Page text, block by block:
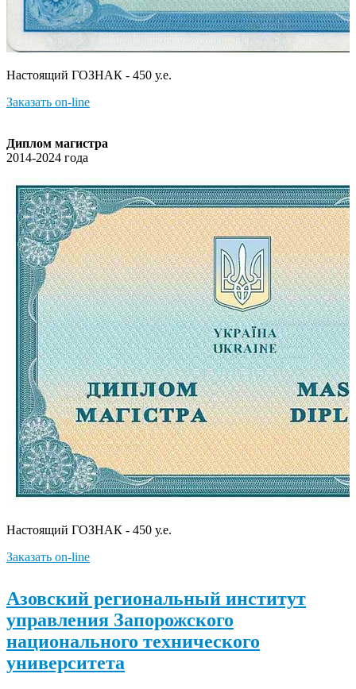
Настоящий ГОЗНАК - 450 у.е.
Заказать on-line
Диплом магистра
2014-2024 года
Настоящий ГОЗНАК - 450 у.е.
Заказать on-line
Азовский региональный институт
управления Запорожского
национального технического
университета